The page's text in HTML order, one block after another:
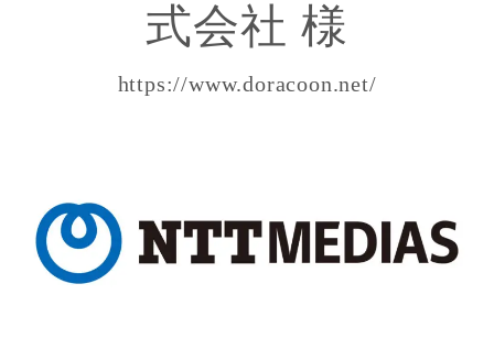
式会社
https://www.doracoon.net/